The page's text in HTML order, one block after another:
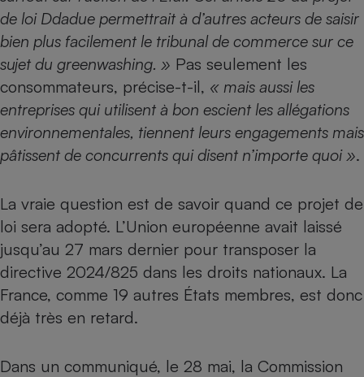
de loi Ddadue permettrait à d’autres acteurs de saisir
bien plus facilement le tribunal de commerce sur ce
sujet du greenwashing. » Pas seulement les
consommateurs, précise-t-il, « mais aussi les
entreprises qui utilisent à bon escient les allégations
environnementales, tiennent leurs engagements mais
pâtissent de concurrents qui disent n’importe quoi ».
La vraie question est de savoir quand ce projet de
loi sera adopté. L’Union européenne avait laissé
jusqu’au 27 mars dernier pour transposer la
directive 2024/825 dans les droits nationaux. La
France, comme 19 autres États membres, est donc
déjà très en retard.
Dans un communiqué, le 28 mai, la Commission